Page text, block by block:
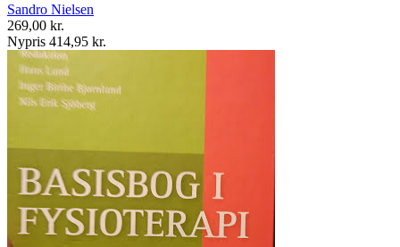
Sandro Nielsen
269,00 kr.
Nypris 414,95 kr.